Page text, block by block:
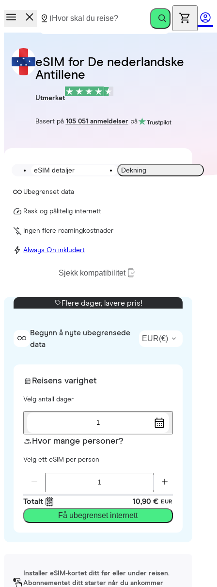
eSIM for De nederlandske
Antillene
Utmerket
Basert på 105 051 anmeldelserpå
eSIM detaljer Dekning
Ubegrenset data
Rask og pålitelig internett
Ingen flere roamingkostnader
Always On inkludert
Sjekk kompatibilitet
Flere dager, lavere pris!
Begynn å nyte ubegrensede
data
EUR(€)
Reisens varighet
Velg antall dager
1
Hvor mange personer?
Velg ett eSIM per person
Totalt 10,90 € EUR
Få ubegrenset internett
Installer eSIM-kortet ditt før eller under reisen.
Abonnementet ditt starter når du ankommer